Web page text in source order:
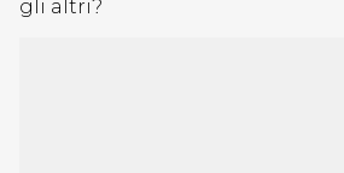
gli altri?